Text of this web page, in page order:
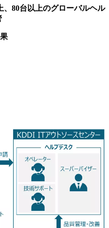
、80台以上のグローバルヘル